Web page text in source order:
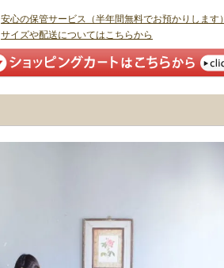
安心の保管サービス（半年間無料でお預かりします）
サイズや配送についてはこちらから